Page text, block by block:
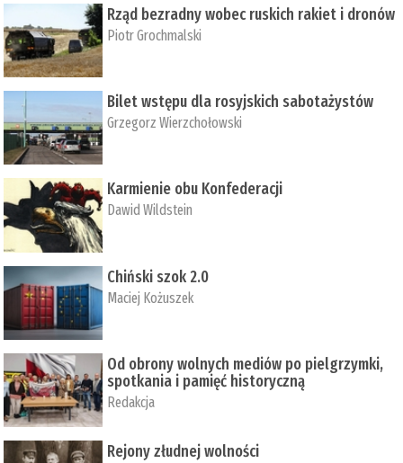
Rząd bezradny wobec ruskich rakiet i dronów
Piotr Grochmalski
Bilet wstępu dla rosyjskich sabotażystów
Grzegorz Wierzchołowski
Karmienie obu Konfederacji
Dawid Wildstein
Chiński szok 2.0
Maciej Kożuszek
Od obrony wolnych mediów po pielgrzymki,
spotkania i pamięć historyczną
Redakcja
Rejony złudnej wolności